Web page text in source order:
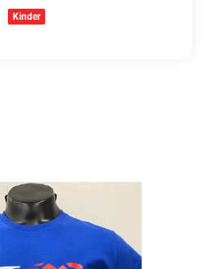
Kinder